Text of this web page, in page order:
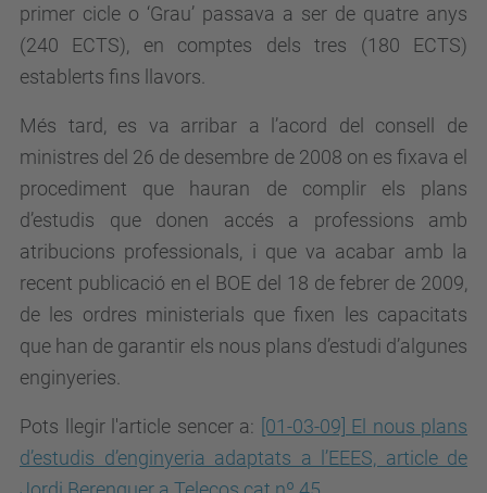
primer cicle o ‘Grau’ passava a ser de quatre anys
(240 ECTS), en comptes dels tres (180 ECTS)
establerts fins llavors.
Més tard, es va arribar a l’acord del consell de
ministres del 26 de desembre de 2008 on es fixava el
procediment que hauran de complir els plans
d’estudis que donen accés a professions amb
atribucions professionals, i que va acabar amb la
recent publicació en el BOE del 18 de febrer de 2009,
de les ordres ministerials que fixen les capacitats
que han de garantir els nous plans d’estudi d’algunes
enginyeries.
Pots llegir l'article sencer a: [01-03-09] El nous plans
d’estudis d’enginyeria adaptats a l’EEES, article de